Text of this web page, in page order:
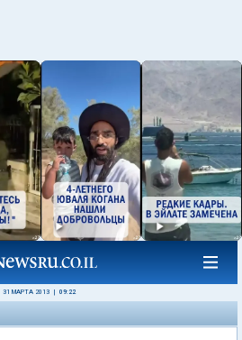
31 МАРТА 2013 09:22